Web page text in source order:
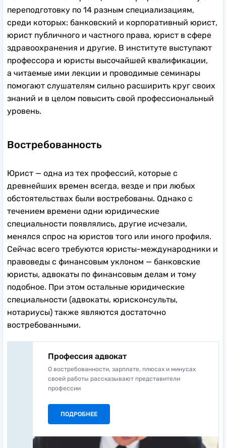
переподготовку по 14 разным специализациям,
среди которых: банковский и корпоративный юрист,
юрист публичного и частного права, юрист в сфере
здравоохранения и другие. В институте выступают
профессора и юристы высочайшей квалификации,
а читаемые ими лекции и проводимые семинары
помогают слушателям сильно расширить круг своих
знаний и в целом повысить свой профессиональный
уровень.
Востребованность
Юрист — одна из тех профессий, которые с
древнейших времен всегда, везде и при любых
обстоятельствах были востребованы. Однако с
течением времени одни юридические
специальности появлялись, другие исчезали,
менялся спрос на юристов того или иного профиля.
Сейчас всего требуются юристы-международники и
правоведы с финансовым уклоном — банковские
юристы, адвокаты по финансовым делам и тому
подобное. При этом остальные юридические
специальности (адвокаты, юрисконсульты,
нотариусы) также являются достаточно
востребованными.
Профессия адвокат
О востребованности, зарплате, плюсах и минусах
своей работы рассказывают представители
профессии
ПОДРОБНЕЕ